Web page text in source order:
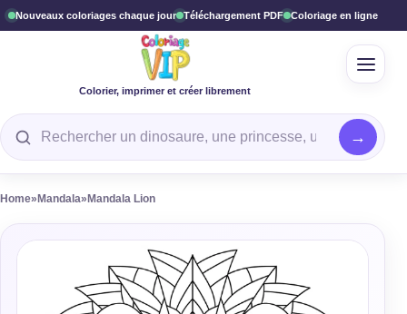
Nouveaux coloriages chaque jour Téléchargement PDF Coloriage en ligne
Colorier, imprimer et créer librement
Rechercher un coloriage
Home» Mandala» Mandala Lion